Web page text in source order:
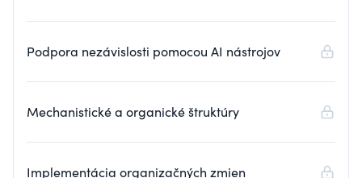
Podpora nezávislosti pomocou AI nástrojov
Mechanistické a organické štruktúry
Implementácia organizačných zmien